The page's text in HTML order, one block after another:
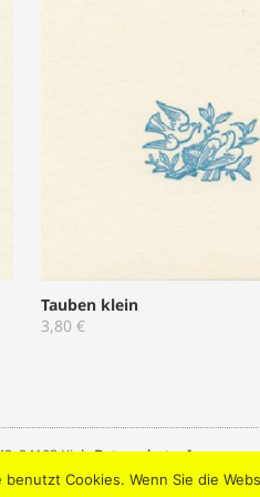
Tauben klein
3,80 €
24103 Kiel .Datenschutz.
benutzt Cookies. Wenn Sie die